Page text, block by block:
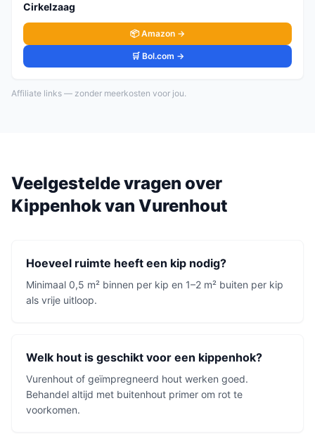
Cirkelzaag
📦 Amazon →
🛒 Bol.com →
Affiliate links — zonder meerkosten voor jou.
Veelgestelde vragen over
Kippenhokvan Vurenhout
Hoeveel ruimte heeft een kip nodig?
Minimaal 0,5 m² binnen per kip en 1–2 m² buiten per kip
als vrije uitloop.
Welk hout is geschikt voor een kippenhok?
Vurenhout of geïmpregneerd hout werken goed.
Behandel altijd met buitenhout primer om rot te
voorkomen.